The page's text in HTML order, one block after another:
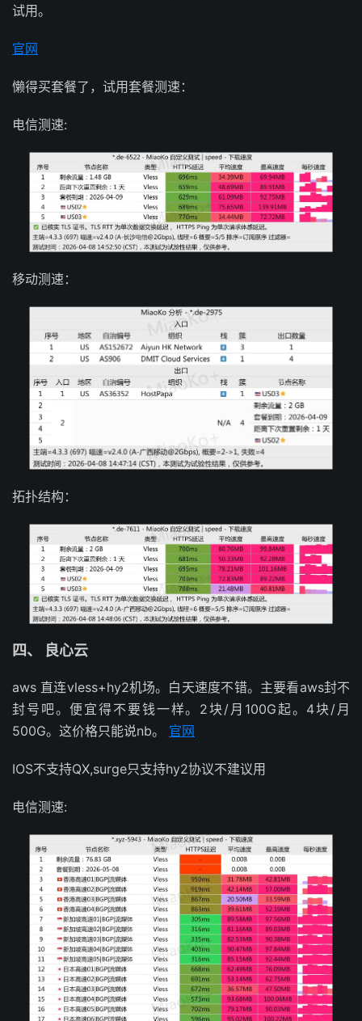
试用。
官网
懒得买套餐了，试用套餐测速：
电信测速:
移动测速：
拓扑结构：
四、 良心云
aws 直连vless+hy2机场。白天速度不错。主要看aws封不
封号吧。便宜得不要钱一样。2块/月100G起。4块/月
500G。这价格只能说nb。 官网
IOS不支持QX,surge只支持hy2协议不建议用
电信测速: